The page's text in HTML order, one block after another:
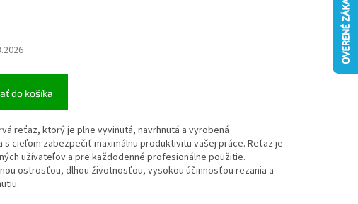
do košíka
reťaz, ktorý je plne vyvinutá, navrhnutá a vyrobená
s cieľom zabezpečiť maximálnu produktivitu vašej práce. Reťaz je
užívateľov a pre každodenné profesionálne použitie.
ostrosťou, dlhou životnosťou, vysokou účinnosťou rezania a